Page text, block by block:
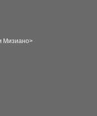
Мизиано>